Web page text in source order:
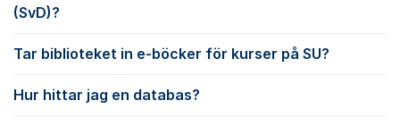
(SvD)?
Tar biblioteket in e-böcker för kurser på SU?
Hur hittar jag en databas?